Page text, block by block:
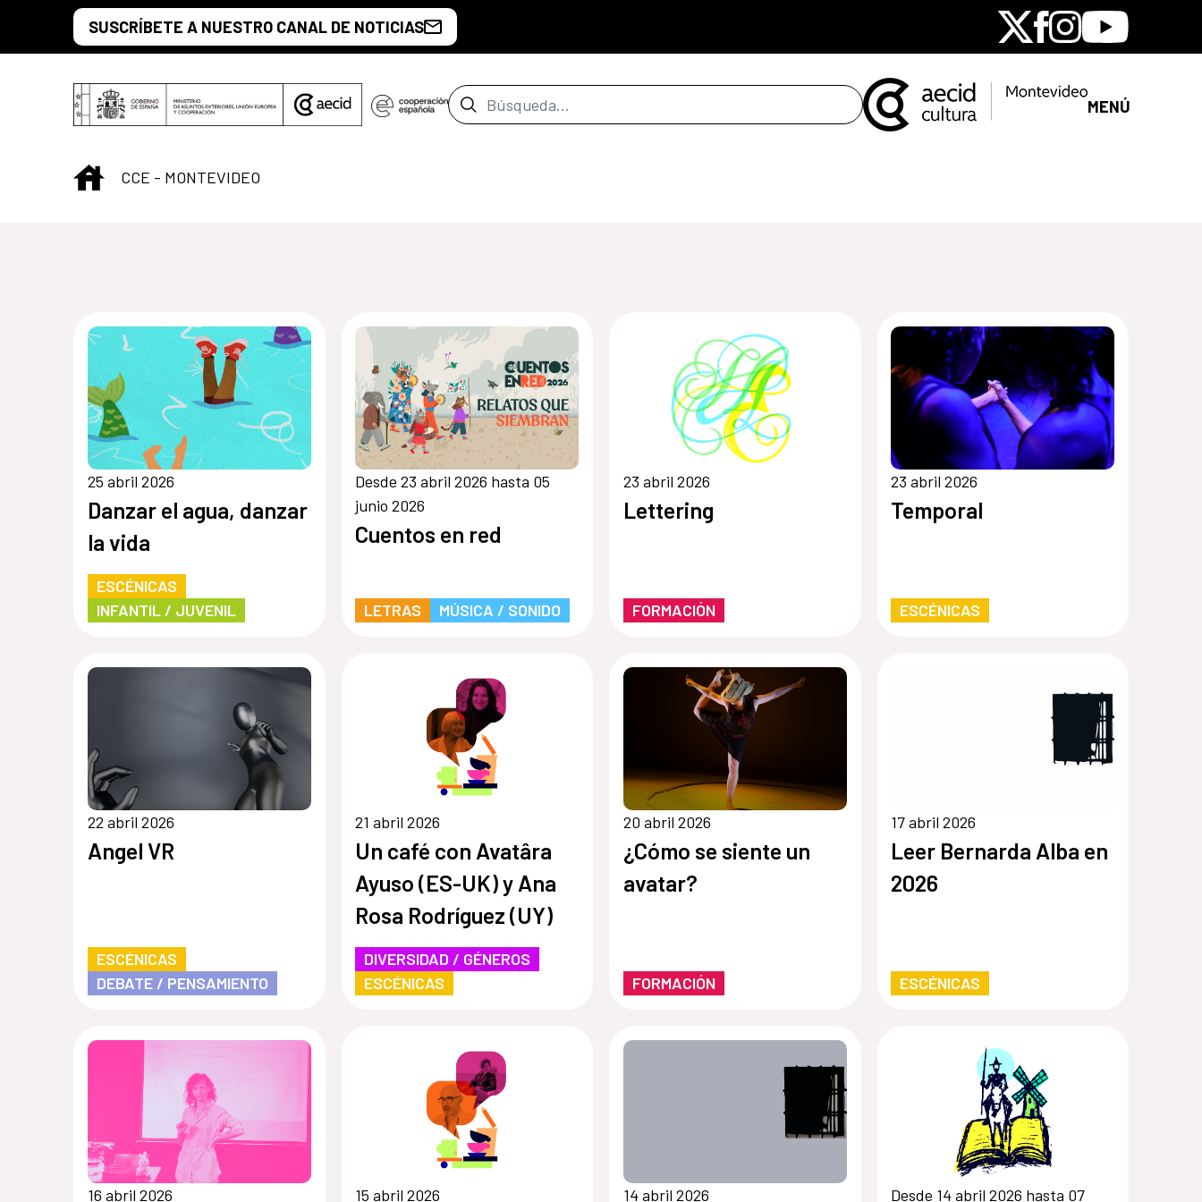
Saltar al contenido principal
SUSCRÍBETE A NUESTRO CANAL DE NOTICIAS X Facebook
Instagram
Youtube
Barra de búsqueda MENÚ
INICIO
CCE - MONTEVIDEO
25 abril 2026
Danzar el agua, danzar
la vida
ESCÉNICAS
INFANTIL / JUVENIL
Desde 23 abril 2026 hasta 05
junio 2026
Cuentos en red
LETRAS MÚSICA / SONIDO
23 abril 2026
Lettering
FORMACIÓN
23 abril 2026
Temporal
ESCÉNICAS
22 abril 2026
Angel VR
ESCÉNICAS
DEBATE / PENSAMIENTO
21 abril 2026
Un café con Avatâra
Ayuso (ES-UK) y Ana
Rosa Rodríguez (UY)
DIVERSIDAD / GÉNEROS
ESCÉNICAS
20 abril 2026
¿Cómo se siente un
avatar?
FORMACIÓN
17 abril 2026
Leer Bernarda Alba en
2026
ESCÉNICAS
16 abril 2026 15 abril 2026 14 abril 2026
Desde 14 abril 2026 hasta 07